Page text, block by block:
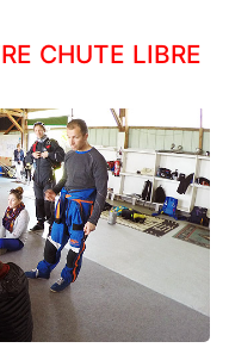
CHUTE LIBRE